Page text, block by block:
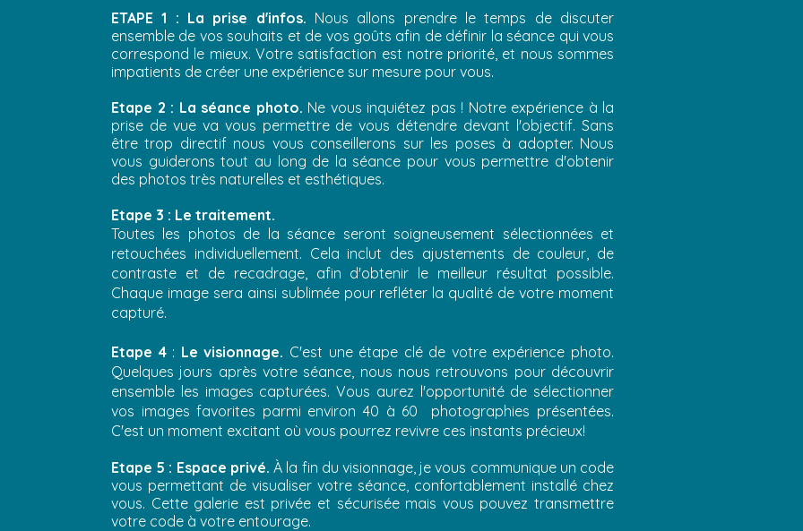
ETAPE 1 : La prise d'infos. Nous allons prendre le temps de discuter
ensemble de vos souhaits et de vos goûts afin de définir la séance qui vous
correspond le mieux. Votre satisfaction est notre priorité, et nous sommes
impatients de créer une expérience sur mesure pour vous.
Etape 2 : La séance photo. Ne vous inquiétez pas ! Notre expérience à la
prise de vue va vous permettre de vous détendre devant l'objectif. Sans
être trop directif nous vous conseillerons sur les poses à adopter. Nous
vous guiderons tout au long de la séance pour vous permettre d'obtenir
des photos très naturelles et esthétiques.
Etape 3 : Le traitement.
Toutes les photos de la séance seront soigneusement sélectionnées et
retouchées individuellement. Cela inclut des ajustements de couleur, de
contraste et de recadrage, afin d'obtenir le meilleur résultat possible.
Chaque image sera ainsi sublimée pour refléter la qualité de votre moment
capturé.
Etape 4 : Le visionnage. C'est une étape clé de votre expérience photo.
Quelques jours après votre séance, nous nous retrouvons pour découvrir
ensemble les images capturées. Vous aurez l'opportunité de sélectionner
vos images favorites parmi environ 40 à 60 photographies présentées.
C'est un moment excitant où vous pourrez revivre ces instants précieux!
Etape 5 : Espace privé.À la fin du visionnage, je vous communique un code
vous permettant de visualiser votre séance, confortablement installé chez
vous. Cette galerie est privée et sécurisée mais vous pouvez transmettre
votre code à votre entourage.